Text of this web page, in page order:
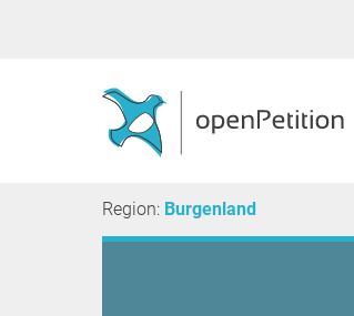
Region: Burgenland